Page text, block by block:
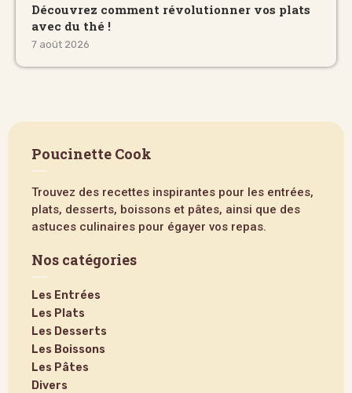
Découvrez comment révolutionner vos plats
avec du thé !
7 août 2026
Poucinette Cook
Trouvez des recettes inspirantes pour les entrées,
plats, desserts, boissons et pâtes, ainsi que des
astuces culinaires pour égayer vos repas.
Nos catégories
Les Entrées
Les Plats
Les Desserts
Les Boissons
Les Pâtes
Divers